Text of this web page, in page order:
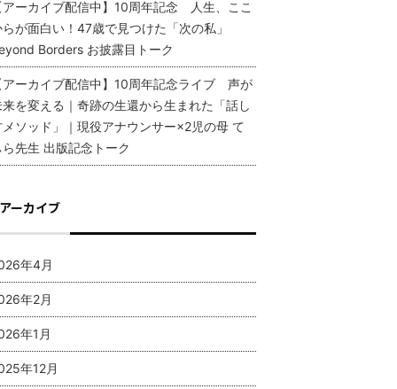
アーカイブ配信中】10周年記念 人生、ここ
が面白い！47歳で見つけた「次の私」
Borders お披露目トーク
アーカイブ配信中】10周年記念ライブ 声が
来を変える｜奇跡の生還から生まれた「話し
メソッド」｜現役アナウンサー×2児の母 て
ら先生 出版記念トーク
アーカイブ
年4月
年2月
年1月
年12月